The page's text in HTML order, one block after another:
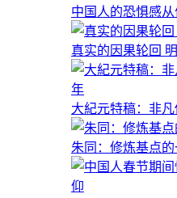
中国人的恐惧感
真实的因果轮回
大紀元特稿：非
朱同：修炼基点